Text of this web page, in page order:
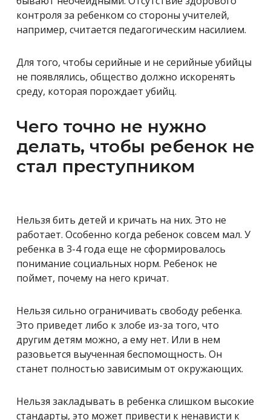
контроля за ребенком со стороны учителей,
например, считается педагогическим насилием.
Для того, чтобы серийные и не серийные убийцы
не появлялись, общество должно искоренять
среду, которая порождает убийц.
Чего точно не нужно
делать, чтобы ребенок не
стал преступником
Нельзя бить детей и кричать на них. Это не
работает. Особенно когда ребенок совсем мал. У
ребенка в 3-4 года еще не сформировалось
понимание социальных норм. Ребенок не
поймет, почему на него кричат.
Нельзя сильно ограничивать свободу ребенка.
Это приведет либо к злобе из-за того, что
другим детям можно, а ему нет. Или в нем
разовьется выученная беспомощность. Он
станет полностью зависимым от окружающих.
Нельзя закладывать в ребенка слишком высокие
стандарты, это может привести к ненависти к